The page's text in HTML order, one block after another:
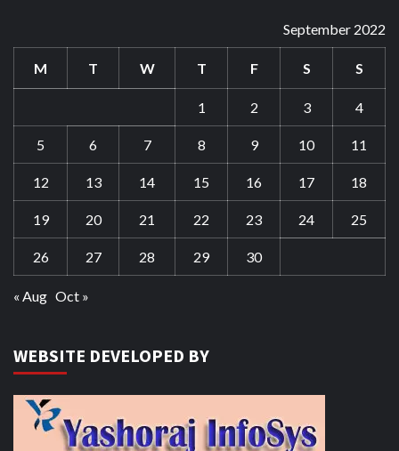
September 2022
M T W T F S S
1 2 3 4
5 6 7 8 9 10 11
12 13 14 15 16 17 18
19 20 21 22 23 24 25
26 27 28 29 30
« Aug Oct »
WEBSITE DEVELOPED BY